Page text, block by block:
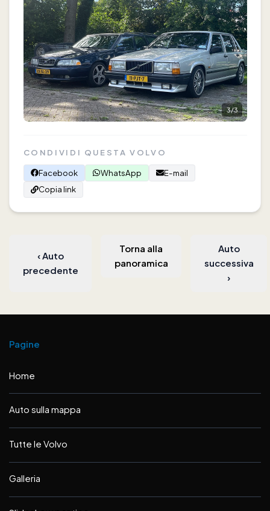
3/3
CONDIVIDI QUESTA VOLVO
Facebook
WhatsApp
E-mail
Copia link
‹Auto
precedente
Torna alla
panoramica
Auto
successiva
›
Pagine
Home
Auto sulla mappa
Tutte le Volvo
Galleria